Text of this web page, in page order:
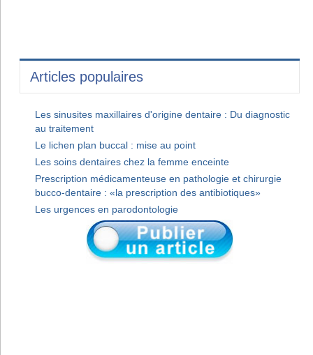
Articles populaires
Les sinusites maxillaires d'origine dentaire : Du diagnostic
au traitement
Le lichen plan buccal : mise au point
Les soins dentaires chez la femme enceinte
Prescription médicamenteuse en pathologie et chirurgie
bucco-dentaire : «la prescription des antibiotiques»
Les urgences en parodontologie